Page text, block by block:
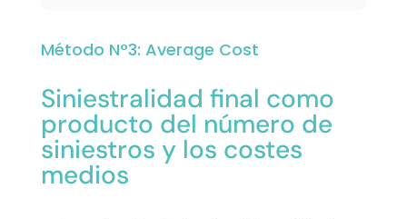
Método N°3: Average Cost
Siniestralidad final como
producto del número de
siniestros y los costes
medios